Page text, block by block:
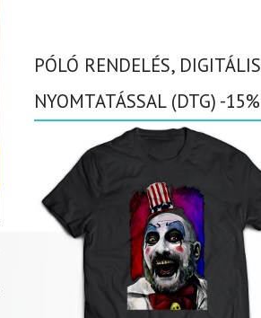
PÓLÓ RENDELÉS, DIGITÁLIS
NYOMTATÁSSAL (DTG) -15%